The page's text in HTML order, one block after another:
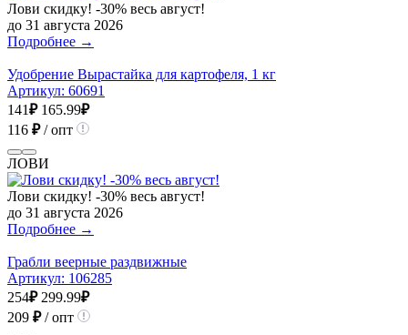
Лови скидку! -30% весь август!
до 31 августа 2026
Подробнее →
Удобрение Вырастайка для картофеля, 1 кг
Артикул: 60691
141₽ 165.99₽
116 ₽/ опт
ЛОВИ
Лови скидку! -30% весь август!
до 31 августа 2026
Подробнее →
Грабли веерные раздвижные
Артикул: 106285
254₽ 299.99₽
209 ₽/ опт